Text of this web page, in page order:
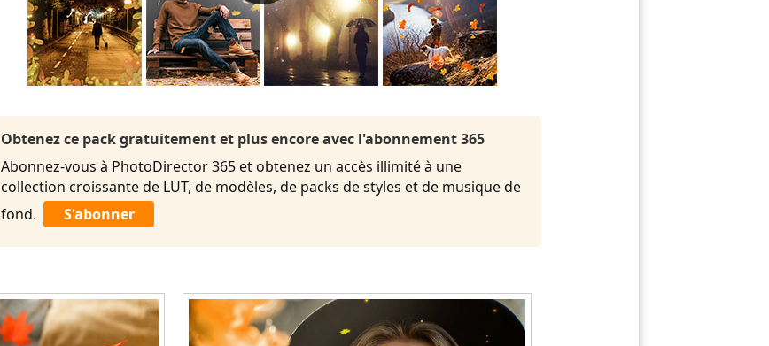
Obtenez ce pack gratuitement et plus encore avec l'abonnement 365
Abonnez-vous à PhotoDirector 365 et obtenez un accès illimité à une
collection croissante de LUT, de modèles, de packs de styles et de musique de
fond.
S'abonner